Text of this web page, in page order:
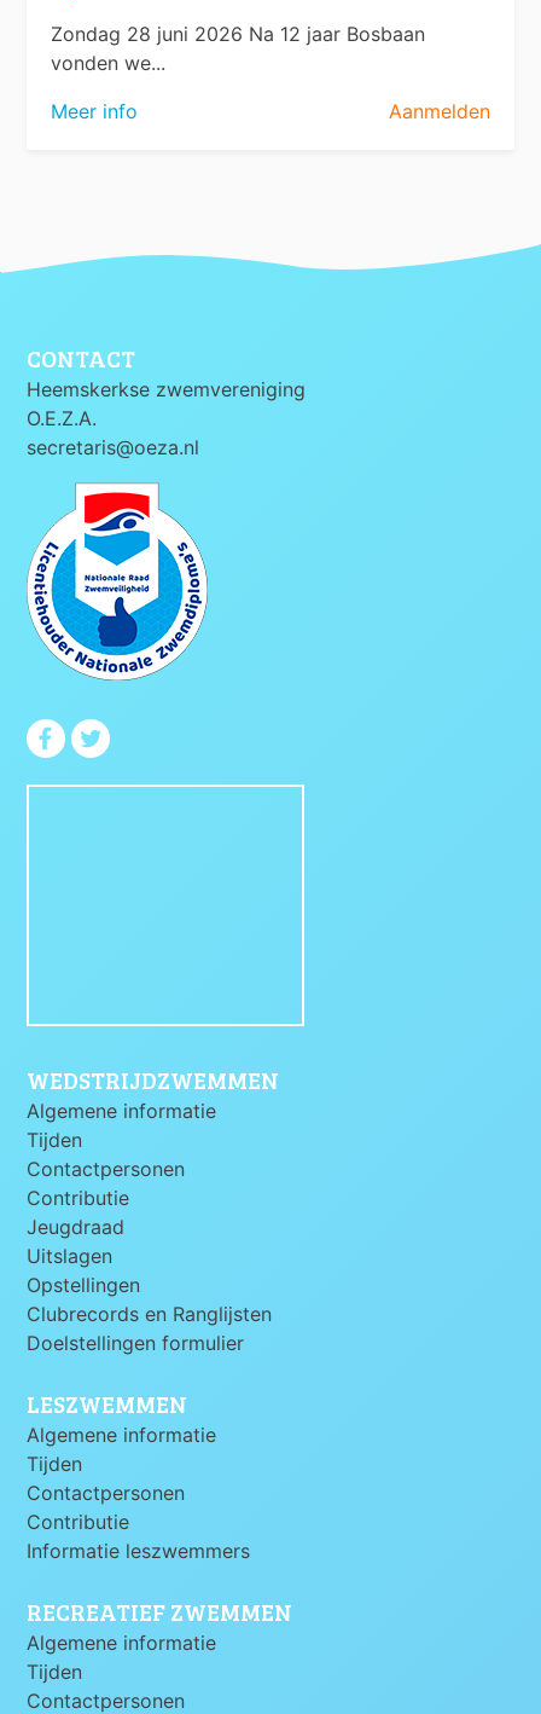
Zondag 28 juni 2026 Na 12 jaar Bosbaan
vonden we...
Meer info
Aanmelden
CONTACT
Heemskerkse zwemvereniging
O.E.Z.A.
secretaris@oeza.nl
WEDSTRIJDZWEMMEN
Algemene informatie
Tijden
Contactpersonen
Contributie
Jeugdraad
Uitslagen
Opstellingen
Clubrecords en Ranglijsten
Doelstellingen formulier
LESZWEMMEN
Algemene informatie
Tijden
Contactpersonen
Contributie
Informatie leszwemmers
RECREATIEF ZWEMMEN
Algemene informatie
Tijden
Contactpersonen